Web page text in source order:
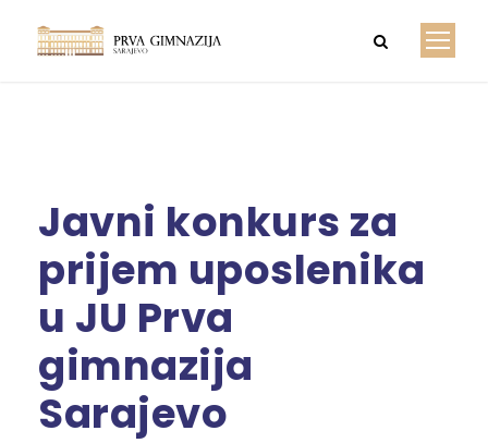
Javni konkurs za
prijem uposlenika
u JU Prva
gimnazija
Sarajevo